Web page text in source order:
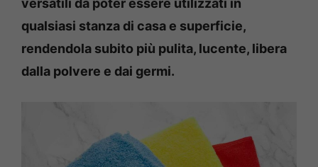
versatili da poter essere utilizzati in
qualsiasi stanza di casa e superficie,
rendendola subito più pulita, lucente, libera
dalla polvere e dai germi.